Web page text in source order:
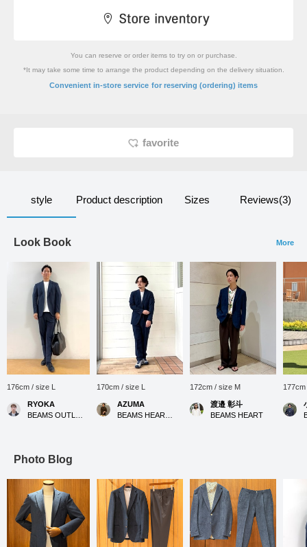
You can reserve or order items to try on or purchase.
*It may take some time to arrange the product depending on the delivery situation.
Convenient in-store service for reserving (ordering) items
favorite
style Product description Sizes Reviews(3)
Look Book More
176cm / size L
RYOKA
170cm / size L
AZUMA
172cm / size M
渡邉 彰斗
BEAMS HEART
Photo Blog